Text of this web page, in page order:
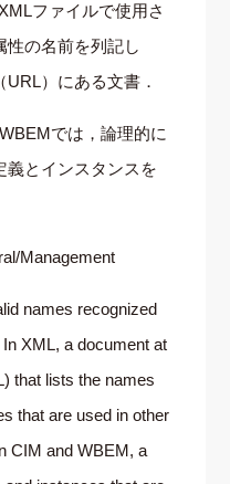
ファイルで使用さ
性の名前を列記し
）にある文書．
では，論理的に
義とインスタンスを
Management
names recognized
XML, a document at
that lists the names
that are used in other
CIM and WBEM, a